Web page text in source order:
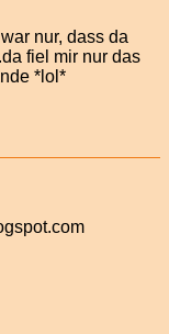
nur, dass da
fiel mir nur das
*lol*